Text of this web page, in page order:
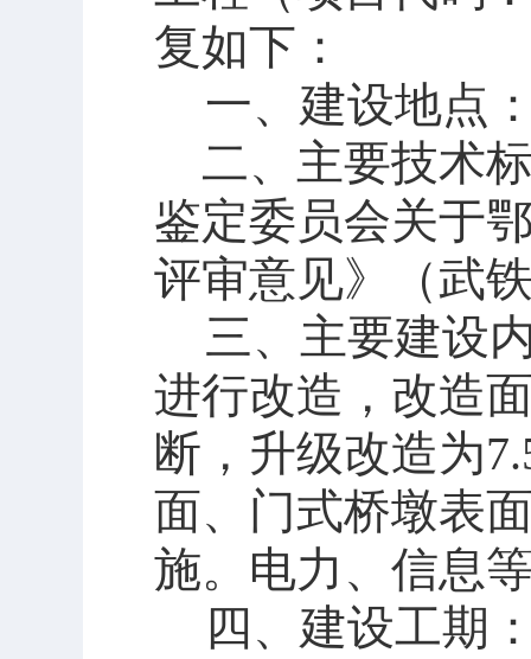
复如下：
一、建设地点
二、主要技术
鉴定委员会关于
评审意见》
（武
三、主要建设
进行改造，改造
断，升级改造为
面、门式桥墩表
施。电力、信息
四 、建设工期